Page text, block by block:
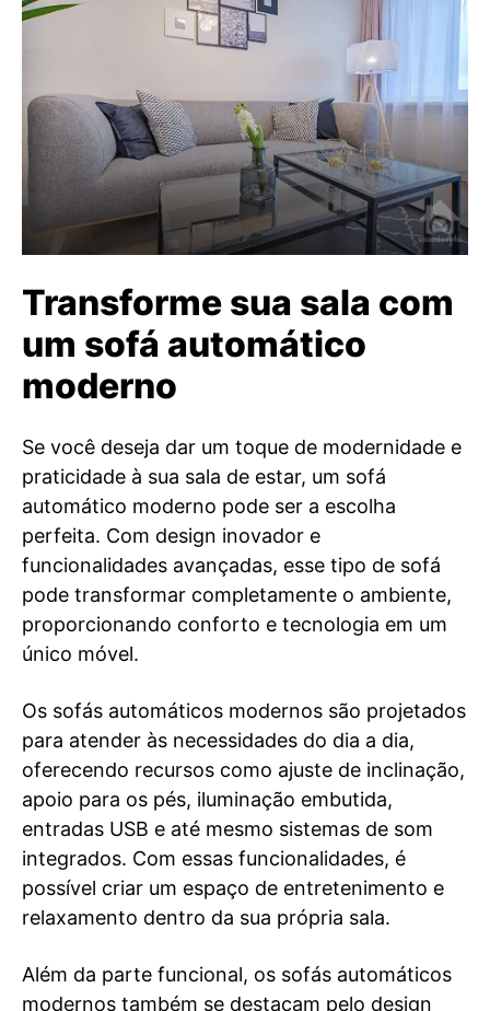
Transforme sua sala com
um sofá automático
moderno
Se você deseja dar um toque de modernidade e
praticidade à sua sala de estar, um sofá
automático moderno pode ser a escolha
perfeita. Com design inovador e
funcionalidades avançadas, esse tipo de sofá
pode transformar completamente o ambiente,
proporcionando conforto e tecnologia em um
único móvel.
Os sofás automáticos modernos são projetados
para atender às necessidades do dia a dia,
oferecendo recursos como ajuste de inclinação,
apoio para os pés, iluminação embutida,
entradas USB e até mesmo sistemas de som
integrados. Com essas funcionalidades, é
possível criar um espaço de entretenimento e
relaxamento dentro da sua própria sala.
Além da parte funcional, os sofás automáticos
modernos também se destacam pelo design